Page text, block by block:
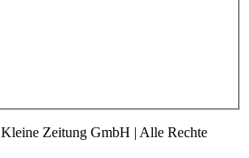
Zeitung GmbH | Alle Rechte